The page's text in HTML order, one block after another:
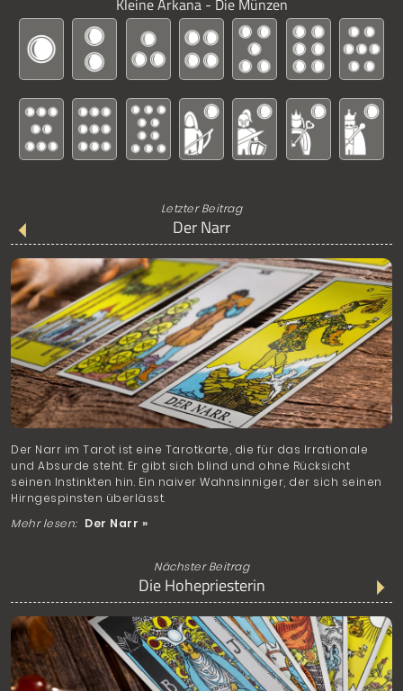
Kleine Arkana - Die Münzen
Letzter Beitrag
Der Narr
Der Narr im Tarot ist eine Tarotkarte, die für das Irrationale
und Absurde steht. Er gibt sich blind und ohne Rücksicht
seinen Instinkten hin. Ein naiver Wahnsinniger, der sich seinen
Hirngespinsten überlässt.
Mehr lesen: Der Narr »
Nächster Beitrag
Die Hohepriesterin